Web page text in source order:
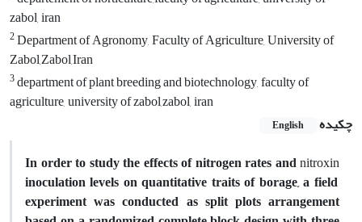
zabol, iran
2Department of Agronomy, Faculty of Agriculture, University of
Zabol,Zabol,Iran
3department of plant breeding and biotechnology, faculty of
agriculture, university of zabol,zabol, iran
چکیده
English
In order to study the effects of nitrogen rates andnitroxin
inoculation levels on quantitative traits of borage, a field
experiment was conducted as split plots arrangement